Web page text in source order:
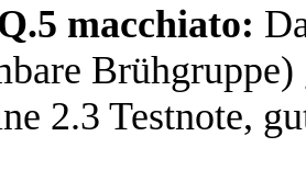
macchiato:
2.3 Testnote,